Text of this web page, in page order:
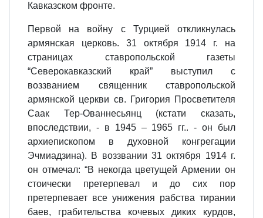
Кавказском фронте.
Первой на войну с Турцией откликнулась
армянская церковь. 31 октября 1914 г. на
страницах ставропольской газеты
“Северокавказский край” выступил с
воззванием священник ставропольской
армянской церкви св. Григория Просветителя
Саак Тер-Ованнесьянц (кстати сказать,
впоследствии, - в 1945 – 1965 гг.. - он был
архиепископом в духовной конгрегации
Эчмиадзина). В воззвании 31 октября 1914 г.
он отмечал: “В некогда цветущей Армении он
стоически претерпевал и до сих пор
претерпевает все унижения рабства тирании
баев, грабительства кочевых диких курдов,